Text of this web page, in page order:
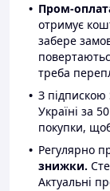
Пром-
отримує
забере
треба
З
Україні за
покупки,
Регулярно
знижки.
Актуальні